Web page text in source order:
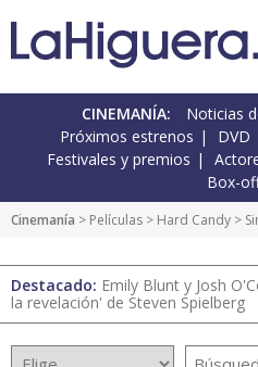
CINEMANÍA: Noticias
Próximos estrenos
DVD
Festivales y premios
Box-
Cinemanía > Películas > Hard Candy >
Destacado: Emily Blunt y Josh
la revelación' de Steven Spielberg